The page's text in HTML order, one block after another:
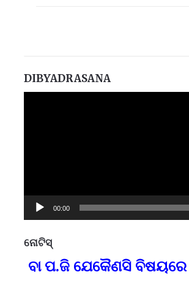
DIBYADRASANA
00:00
ନୋଟିସ୍
ପ.ଜି ଯେକୈଣସି ବିଷୟରେ